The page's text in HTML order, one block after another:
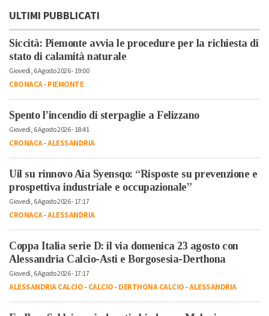
ULTIMI PUBBLICATI
Siccità: Piemonte avvia le procedure per la richiesta di
stato di calamità naturale
Giovedì, 6 Agosto 2026 - 19:00
CRONACA-PIEMONTE
Spento l’incendio di sterpaglie a Felizzano
Giovedì, 6 Agosto 2026 - 18:41
CRONACA-ALESSANDRIA
Uil su rinnovo Aia Syensqo: “Risposte su prevenzione e
prospettiva industriale e occupazionale”
Giovedì, 6 Agosto 2026 - 17:17
CRONACA-ALESSANDRIA
Coppa Italia serie D: il via domenica 23 agosto con
Alessandria Calcio-Asti e Borgosesia-Derthona
Giovedì, 6 Agosto 2026 - 17:17
ALESSANDRIA CALCIO-CALCIO-DERTHONA CALCIO-ALESSANDRIA